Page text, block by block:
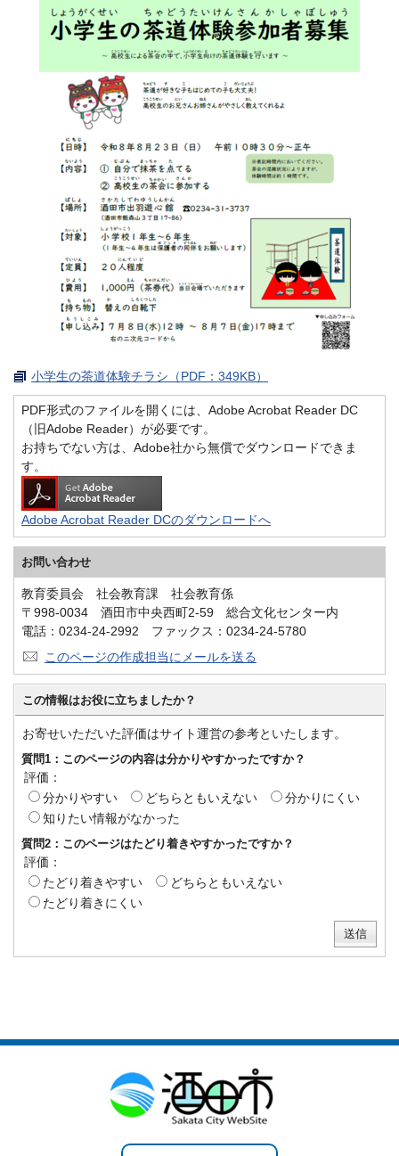
小学生の茶道体験チラシ（PDF：349KB）
PDF形式のファイルを開くには、Adobe Acrobat Reader DC
（旧Adobe Reader）が必要です。
お持ちでない方は、Adobe社から無償でダウンロードできま
す。
Adobe Acrobat Reader DCのダウンロードへ
お問い合わせ
教育委員会 社会教育課 社会教育係
〒998-0034 酒田市中央西町2-59 総合文化センター内
電話：0234-24-2992 ファックス：0234-24-5780
このページの作成担当にメールを送る
この情報はお役に立ちましたか？
お寄せいただいた評価はサイト運営の参考といたします。
質問1：このページの内容は分かりやすかったですか？
評価：
分かりやすい
どちらともいえない
分かりにくい
知りたい情報がなかった
質問2：このページはたどり着きやすかったですか？
評価：
たどり着きやすい
どちらともいえない
たどり着きにくい